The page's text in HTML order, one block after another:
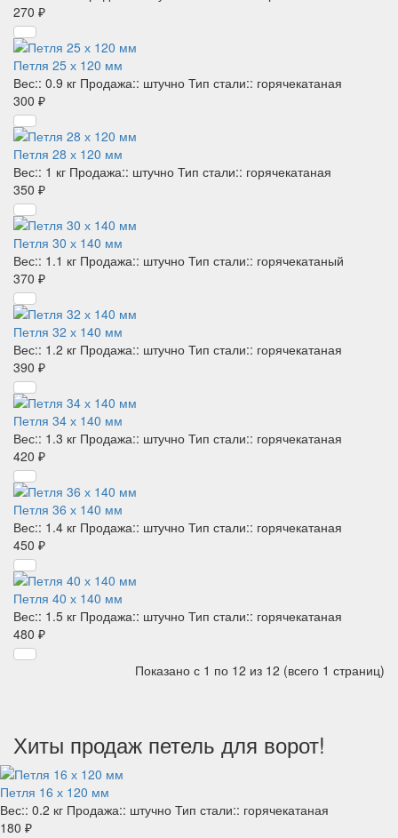
заказ в любой район. Заказывайте на сайте через форму
или звоните нам по телефону
(991) 858-30-07
270 ₽
Петля 25 х 120 мм
Вес:: 0.9 кг Продажа:: штучно Тип стали:: горячекатаная
300 ₽
Петля 28 х 120 мм
Вес:: 1 кг Продажа:: штучно Тип стали:: горячекатаная
350 ₽
Петля 30 х 140 мм
Вес:: 1.1 кг Продажа:: штучно Тип стали:: горячекатаный
370 ₽
Петля 32 х 140 мм
Вес:: 1.2 кг Продажа:: штучно Тип стали:: горячекатаная
390 ₽
Петля 34 х 140 мм
Вес:: 1.3 кг Продажа:: штучно Тип стали:: горячекатаная
420 ₽
Петля 36 х 140 мм
Вес:: 1.4 кг Продажа:: штучно Тип стали:: горячекатаная
450 ₽
Петля 40 х 140 мм
Вес:: 1.5 кг Продажа:: штучно Тип стали:: горячекатаная
480 ₽
Показано с 1 по 12 из 12 (всего 1 страниц)
Хиты продаж петель для ворот!
Петля 16 х 120 мм
Вес:: 0.2 кг Продажа:: штучно Тип стали:: горячекатаная
180 ₽